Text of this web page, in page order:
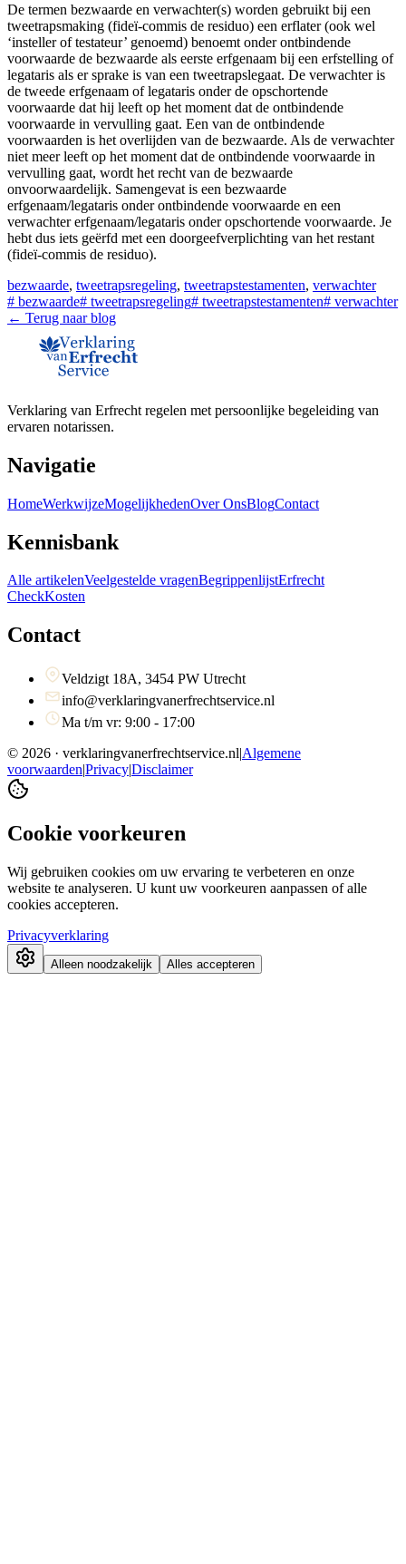
De termen bezwaarde en verwachter(s) worden gebruikt bij een
tweetrapsmaking (fideï-commis de residuo) een erflater (ook wel
‘insteller of testateur’ genoemd) benoemt onder ontbindende
voorwaarde de bezwaarde als eerste erfgenaam bij een erfstelling of
legataris als er sprake is van een tweetrapslegaat. De verwachter is
de tweede erfgenaam of legataris onder de opschortende
voorwaarde dat hij leeft op het moment dat de ontbindende
voorwaarde in vervulling gaat. Een van de ontbindende
voorwaarden is het overlijden van de bezwaarde. Als de verwachter
niet meer leeft op het moment dat de ontbindende voorwaarde in
vervulling gaat, wordt het recht van de bezwaarde
onvoorwaardelijk. Samengevat is een bezwaarde
erfgenaam/legataris onder ontbindende voorwaarde en een
verwachter erfgenaam/legataris onder opschortende voorwaarde. Je
hebt dus iets geërfd met een doorgeefverplichting van het restant
(fideï-commis de residuo).
bezwaarde, tweetrapsregeling, tweetrapstestamenten, verwachter
# bezwaarde# tweetrapsregeling# tweetrapstestamenten# verwachter
← Terug naar blog
Verklaring van Erfrecht regelen met persoonlijke begeleiding van
ervaren notarissen.
Navigatie
HomeWerkwijzeMogelijkhedenOver OnsBlogContact
Kennisbank
Alle artikelenVeelgestelde vragenBegrippenlijstErfrecht
CheckKosten
Contact
Veldzigt 18A, 3454 PW Utrecht
info@verklaringvanerfrechtservice.nl
Ma t/m vr: 9:00 - 17:00
© 2026 · verklaringvanerfrechtservice.nl|Algemene
voorwaarden|Privacy|Disclaimer
Cookie voorkeuren
Wij gebruiken cookies om uw ervaring te verbeteren en onze
website te analyseren. U kunt uw voorkeuren aanpassen of alle
cookies accepteren.
Privacyverklaring
Alleen noodzakelijk Alles accepteren